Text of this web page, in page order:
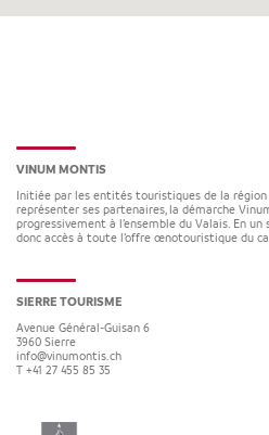
VINUM MONTIS
Initiée par les entités touristiques de la région
représenter ses partenaires, la démarche
progressivement à l’ensemble du Valais. En un
donc accès à toute l’offre œnotouristique du
SIERRE TOURISME
Avenue Général-Guisan 6
3960 Sierre
info@vinumontis.ch
T +41 27 455 85 35